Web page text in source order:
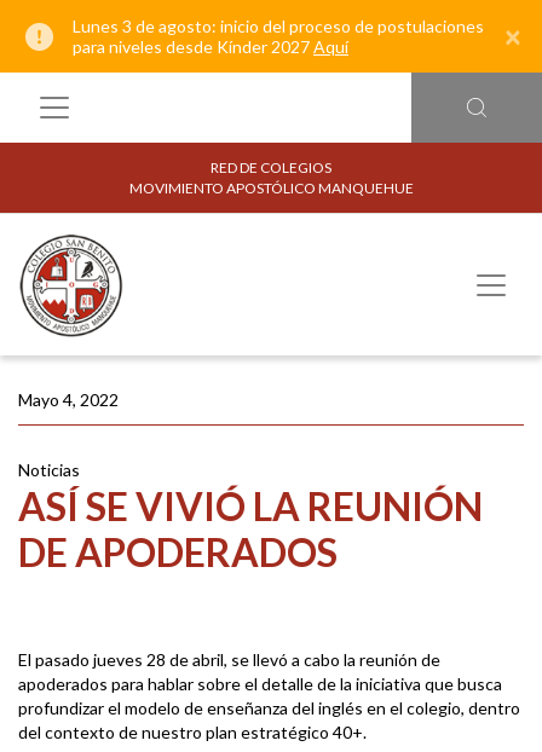
Lunes 3 de agosto: inicio del proceso de postulaciones
para niveles desde Kínder 2027Aquí ×
RED DE COLEGIOS
MOVIMIENTO APOSTÓLICO MANQUEHUE
Mayo 4, 2022
Noticias
ASÍ SE VIVIÓ LA REUNIÓN
DE APODERADOS
El pasado jueves 28 de abril, se llevó a cabo la reunión de
apoderados para hablar sobre el detalle de la iniciativa que busca
profundizar el modelo de enseñanza del inglés en el colegio, dentro
del contexto de nuestro plan estratégico 40+.